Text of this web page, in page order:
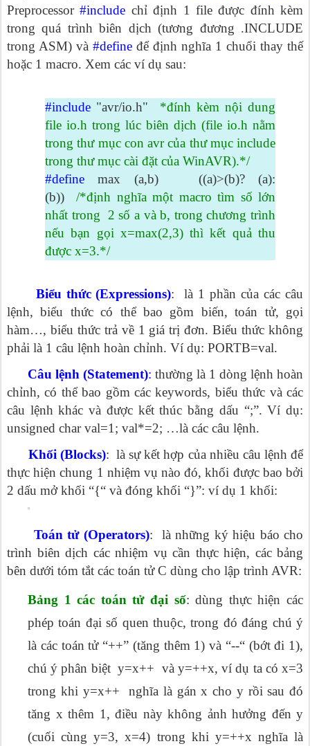
Preprocessor#include chỉ định 1 file được đính kèm
trong quá trình biên dịch (tương đương .INCLUDE
trong ASM) và #define để định nghĩa 1 chuổi thay thế
hoặc 1 macro. Xem các ví dụ sau:
#include "avr/io.h" *đính kèm nội dung
file io.h trong lúc biên dịch (file io.h nằm
trong thư mục con avr của thư mục include
trong thư mục cài đặt của WinAVR).*/
#definemax (a,b) ((a)>(b)? (a):
(b)) /*định nghĩa một macro tìm số lớn
nhất trong 2 số a và b, trong chương trình
nếu bạn gọi x=max(2,3) thì kết quả thu
được x=3.*/
Biểu thức (Expressions): là 1 phần của các câu
lệnh, biểu thức có thể bao gồm biến, toán tử, gọi
hàm…, biểu thức trả về 1 giá trị đơn. Biểu thức không
phải là 1 câu lệnh hoàn chỉnh. Ví dụ: PORTB=val.
Câu lệnh (Statement): thường là 1 dòng lệnh hoàn
chỉnh, có thể bao gồm các keywords, biểu thức và các
câu lệnh khác và được kết thúc bằng dấu “;”. Ví dụ:
unsigned char val=1; val*=2; …là các câu lệnh.
Khối (Blocks): là sự kết hợp của nhiều câu lệnh để
thực hiện chung 1 nhiệm vụ nào đó, khối được bao bởi
2 dấu mở khối “{“ và đóng khối “}”: ví dụ 1 khối:
Toán tử (Operators): là những ký hiệu báo cho
trình biên dịch các nhiệm vụ cần thực hiện, các bảng
bên dưới tóm tắt các toán tử C dùng cho lập trình AVR:
Bảng 1 các toán tử đại số: dùng thực hiện các
phép toán đại số quen thuộc, trong đó đáng chú ý
là các toán tử “++” (tăng thêm 1) và “--“ (bớt đi 1),
chú ý phân biệt y=x++ và y=++x, ví dụ ta có x=3
trong khi y=x++ nghĩa là gán x cho y rồi sau đó
tăng x thêm 1, điều này không ảnh hưởng đến y
(cuối cùng y=3, x=4) trong khi y=++x nghĩa là